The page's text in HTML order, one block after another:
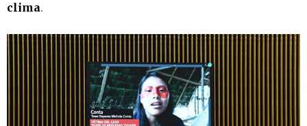
clima.